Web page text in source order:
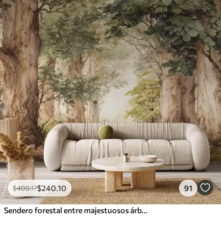
$400.17$240.10 91
Sendero forestal entre majestuosos árboles en estilo acuarela